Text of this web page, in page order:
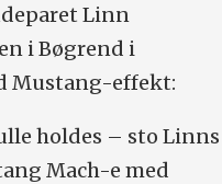
Linn
i Bøgrend i
Mustang-effekt:
holdes – sto Linns
Mach-e med